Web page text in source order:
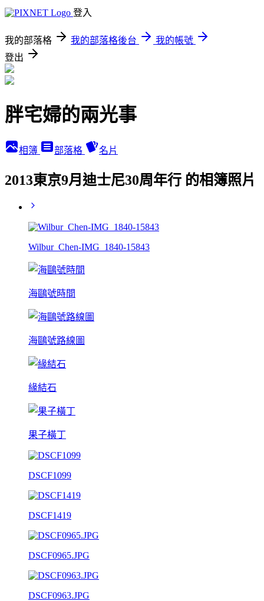
登入
我的部落格 我的部落格後台
我的帳號
登出
胖宅婦的兩光事
相簿 部落格 名片
2013東京9月迪士尼30周年行 的相簿照片
Wilbur_Chen-IMG_1840-15843
海鷗號時間
海鷗號路線圖
緣結石
果子橫丁
DSCF1099
DSCF1419
DSCF0965.JPG
DSCF0963.JPG